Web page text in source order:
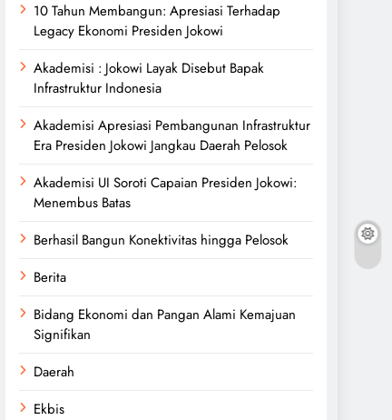
10 Tahun Membangun: Apresiasi Terhadap
Legacy Ekonomi Presiden Jokowi
Akademisi : Jokowi Layak Disebut Bapak
Infrastruktur Indonesia
Akademisi Apresiasi Pembangunan Infrastruktur
Era Presiden Jokowi Jangkau Daerah Pelosok
Akademisi UI Soroti Capaian Presiden Jokowi:
Menembus Batas
Berhasil Bangun Konektivitas hingga Pelosok
Berita
Bidang Ekonomi dan Pangan Alami Kemajuan
Signifikan
Daerah
Ekbis